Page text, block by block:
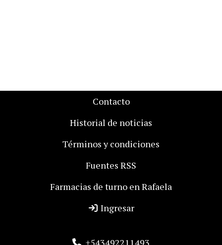
Contacto
Historial de noticias
Términos y condiciones
Fuentes RSS
Farmacias de turno en Rafaela
Ingresar
+543492211493